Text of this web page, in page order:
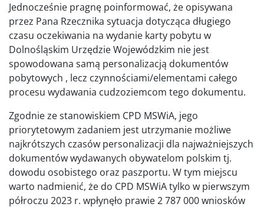
Jednocześnie pragnę poinformować, że opisywana
przez Pana Rzecznika sytuacja dotycząca długiego
czasu oczekiwania na wydanie karty pobytu w
Dolnośląskim Urzędzie Wojewódzkim nie jest
spowodowana samą personalizacją dokumentów
pobytowych , lecz czynnościami/elementami całego
procesu wydawania cudzoziemcom tego dokumentu.
Zgodnie ze stanowiskiem CPD MSWiA, jego
priorytetowym zadaniem jest utrzymanie możliwe
najkrótszych czasów personalizacji dla najważniejszych
dokumentów wydawanych obywatelom polskim tj.
dowodu osobistego oraz paszportu. W tym miejscu
warto nadmienić, że do CPD MSWiA tylko w pierwszym
półroczu 2023 r. wpłynęło prawie 2 787 000 wniosków